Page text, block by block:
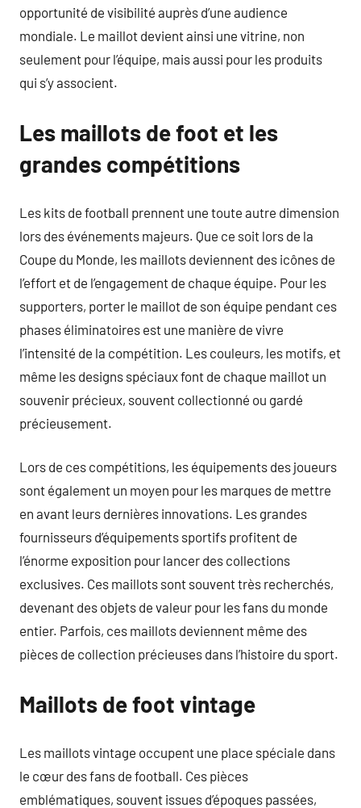
opportunité de visibilité auprès d’une audience
mondiale. Le maillot devient ainsi une vitrine, non
seulement pour l’équipe, mais aussi pour les produits
qui s’y associent.
Les maillots de foot et les
grandes compétitions
Les kits de football prennent une toute autre dimension
lors des événements majeurs. Que ce soit lors de la
Coupe du Monde, les maillots deviennent des icônes de
l’effort et de l’engagement de chaque équipe. Pour les
supporters, porter le maillot de son équipe pendant ces
phases éliminatoires est une manière de vivre
l’intensité de la compétition. Les couleurs, les motifs, et
même les designs spéciaux font de chaque maillot un
souvenir précieux, souvent collectionné ou gardé
précieusement.
Lors de ces compétitions, les équipements des joueurs
sont également un moyen pour les marques de mettre
en avant leurs dernières innovations. Les grandes
fournisseurs d’équipements sportifs profitent de
l’énorme exposition pour lancer des collections
exclusives. Ces maillots sont souvent très recherchés,
devenant des objets de valeur pour les fans du monde
entier. Parfois, ces maillots deviennent même des
pièces de collection précieuses dans l’histoire du sport.
Maillots de foot vintage
Les maillots vintage occupent une place spéciale dans
le cœur des fans de football. Ces pièces
emblématiques, souvent issues d’époques passées,